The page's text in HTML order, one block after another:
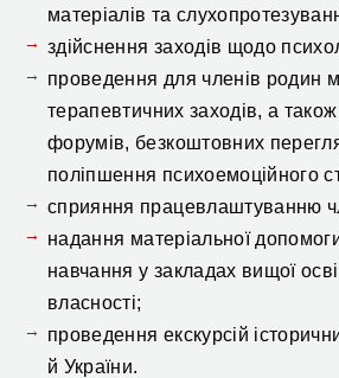
матеріалів та
здійснення заходів щодо
проведення для членів родин
терапевтичних заходів, а також
форумів, безкоштовних
поліпшення психоемоційного
сприяння працевлаштуванню
надання матеріальної
навчання у закладах вищої
власності;
проведення екскурсій
й України.